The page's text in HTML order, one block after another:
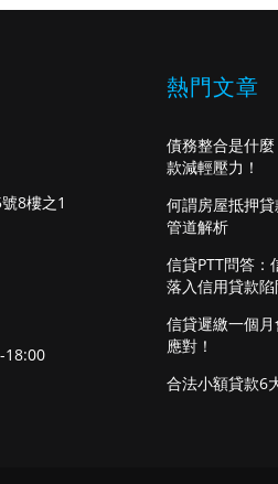
8樓之1
18:00
熱門文章
債務整合是什
款減輕壓力！
何謂房屋抵押貸
管道解析
信貸PTT問答：
落入信用貸款陷
信貸遲繳一個
應對！
合法小額貸款6